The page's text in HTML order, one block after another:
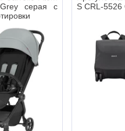
серая с
S CRL-5526